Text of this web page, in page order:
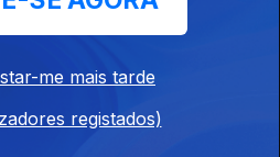
me mais tarde
registados)